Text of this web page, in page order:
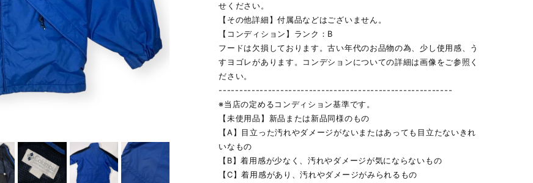
せください。
【その他詳細】付属品などはございません。
【コンディション】ランク：B
フードは欠損しております。古い年代のお品物の為、少し使用感、う
すヨゴレがあります。コンデションについての詳細は画像をご参照く
ださい。
---------------------------------------------------------
※当店の定めるコンディション基準です。
【未使用品】新品または新品同様のもの
【A】目立った汚れやダメージがないまたはあっても目立たないきれ
いなもの
【B】着用感が少なく、汚れやダメージが気にならないもの
【C】着用感があり、汚れやダメージがみられるもの